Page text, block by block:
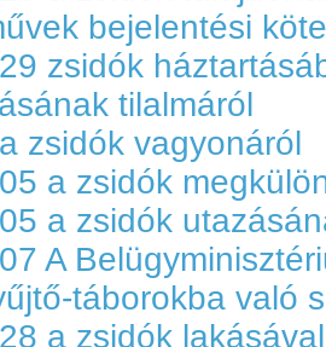
bejelentési
zsidók
tilalmáról
zsidók vagyonáról
a zsidók
a zsidók
A
táborokba való
a zsidók